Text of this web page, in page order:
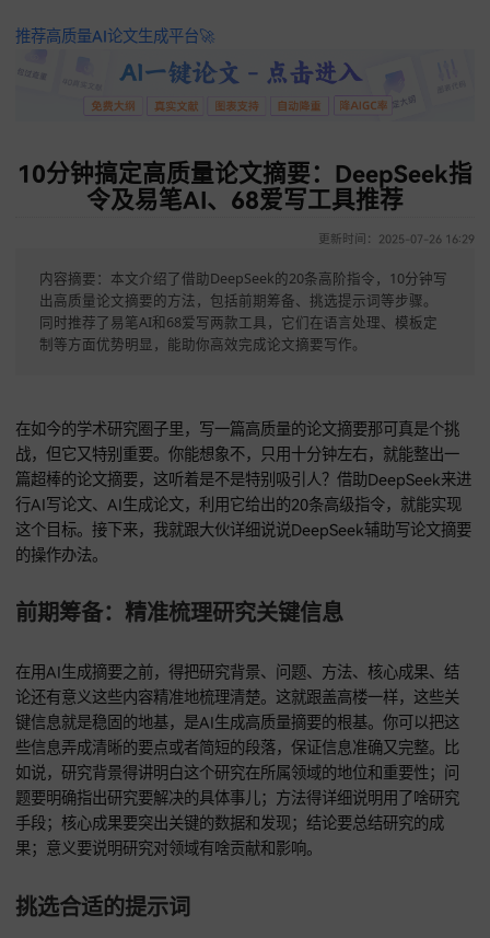
推荐高质量AI论文生成平台🚀
10分钟搞定高质量论文摘要：
内容摘要：本文介绍了借助DeepSeek的20条高阶指令，10分钟
出高质量论文摘要的方法，包括前期筹备、挑选提示词等步骤。
同时推荐了易笔AI和68爱写两款工具，它们在语言处理、模板定
在如今的学术研究圈子里，写一篇高质量的论文摘要那可真是
战，但它又特别重要。你能想象不，只用十分钟左右，就能整
篇超棒的论文摘要，这听着是不是特别吸引人？借助
行AI写论文、AI生成论文，利用它给出的20条高级指令，就能
的操作办法。
前期筹备：精准梳理研究关键信息
在用AI生成摘要之前，得把研究背景、问题、方法、核心成果
论还有意义这些内容精准地梳理清楚。这就跟盖高楼一样，这
键信息就是稳固的地基，是AI生成高质量摘要的根基。你可以
些信息弄成清晰的要点或者简短的段落，保证信息准确又完整
如说，研究背景得讲明白这个研究在所属领域的地位和重要性
手段；核心成果要突出关键的数据和发现；结论要总结研究的